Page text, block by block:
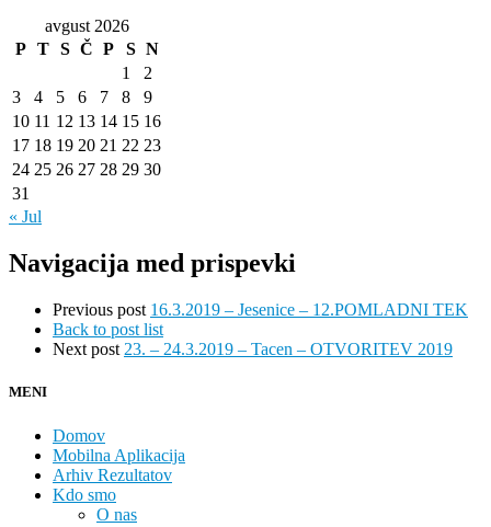
avgust 2026
P T S Č P S N
1
2
3
4 5 6 7 8
9
10 11 12 13 14 15 16
17 18 19 20 21 22 23
24 25 26 27 28 29 30
31
« Jul
Navigacija med prispevki
Previous post 16.3.2019 – Jesenice – 12.POMLADNI TEK
Back to post list
Next post 23. – 24.3.2019 – Tacen – OTVORITEV 2019
MENI
Domov
Mobilna Aplikacija
Arhiv Rezultatov
Kdo smo
O nas